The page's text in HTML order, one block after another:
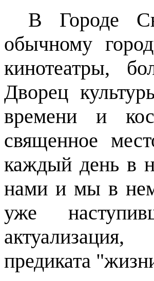
В Городе
обычному
кинотеатры,
Дворец
времени и
священное
каждый день в
нами и мы в
уже
предиката